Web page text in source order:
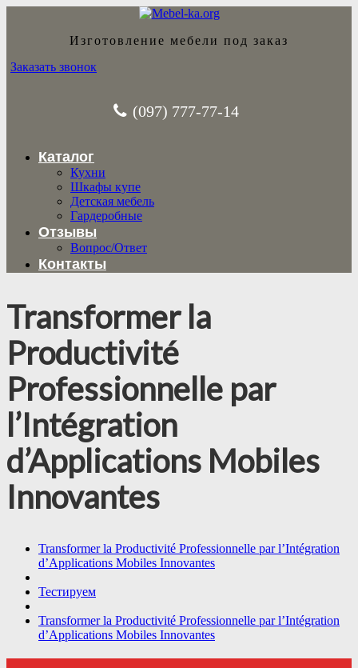
Изготовление мебели под заказ
Заказать звонок
(097) 777-77-14
Каталог
Кухни
Шкафы купе
Детская мебель
Гардеробные
Отзывы
Вопрос/Ответ
Контакты
Transformer la
Productivité
Professionnelle par
l’Intégration
d’Applications Mobiles
Innovantes
Transformer la Productivité Professionnelle par l’Intégration
d’Applications Mobiles Innovantes
Тестируем
Transformer la Productivité Professionnelle par l’Intégration
d’Applications Mobiles Innovantes